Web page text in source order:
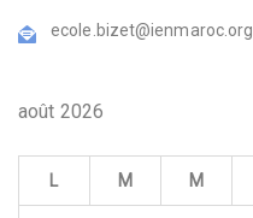
ecole.bizet@ienmaroc.org
août 2026
L M M